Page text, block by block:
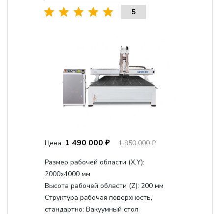
5
Цена: 1 490 000 ₽ 1 950 000 ₽
Размер рабочей области (Х,Y):
2000x4000 мм
Высота рабочей области (Z): 200 мм
Структура рабочая поверхность,
стандартно: Вакуумный стол